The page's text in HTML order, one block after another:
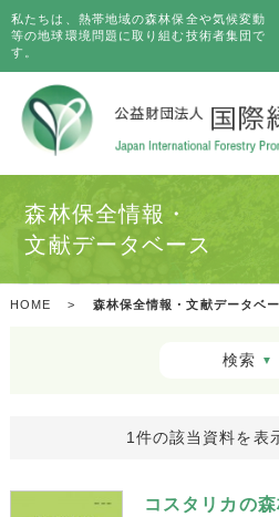
私たちは、熱帯地域の森林保全や気候変動
等の地球環境問題に取り組む技術者集団で
す。
森林保全情報・
文献データベース
HOME > 森林保全情報・文献データベ
検索 ▼
1件の該当資料を表
コスタリカの